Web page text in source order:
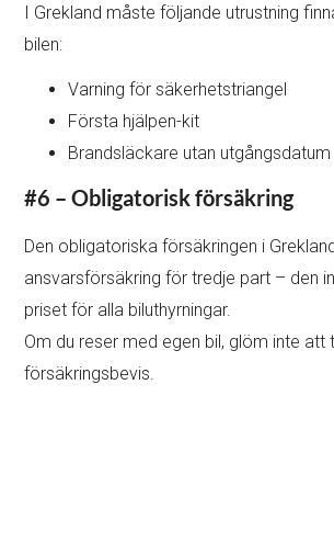
I Grekland måste följande utrustning
bilen:
Varning för säkerhetstriangel
Första hjälpen-kit
Brandsläckare utan utgångsdatum
#6 – Obligatorisk försäkring
Den obligatoriska försäkringen i
ansvarsförsäkring för tredje part – den
priset för alla biluthyrningar.
Om du reser med egen bil, glöm inte att
försäkringsbevis.